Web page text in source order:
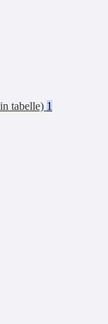
tabelle) 1